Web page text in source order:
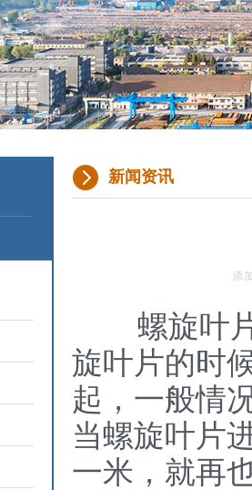
新闻资讯
添
螺旋叶片
旋叶片的时
起，一般情
当螺旋叶片
一米，就再